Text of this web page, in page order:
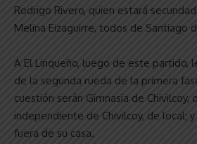
Rodrigo Rivero, quien estará
Melina Eizaguirre, todos de Santiago
A El Linqueño, luego de este partido,
de la segunda rueda de la primera
cuestión serán Gimnasia de Chivilcoy,
independiente de Chivilcoy, de local;
fuera de su casa.